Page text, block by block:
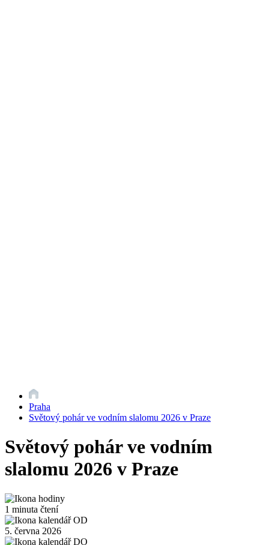
Praha
Světový pohár ve vodním slalomu 2026 v Praze
Světový pohár ve vodním
slalomu 2026 v Praze
1 minuta čtení
5. června 2026